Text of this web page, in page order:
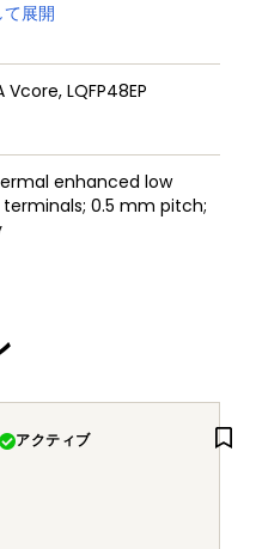
展開
LQFP48EP
enhanced low
0.5 mm pitch;
アクティブ